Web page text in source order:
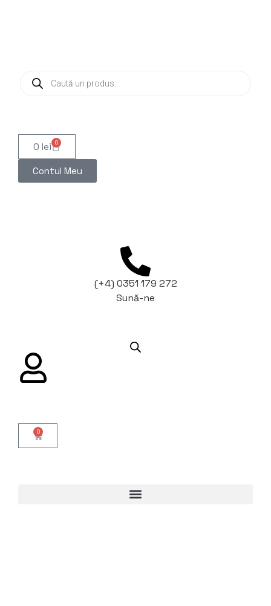
0 lei 0
Contul Meu
(+4) 0351 179 272
Sună-ne
0